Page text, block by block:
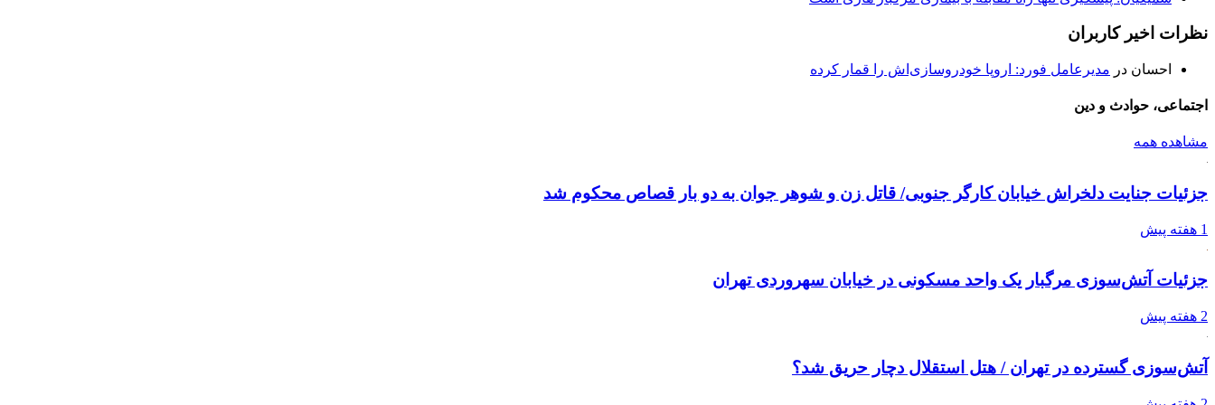
نظرات اخیر کاربران
احسان در مدیرعامل فورد: اروپا خودروسازی‌اش را قمار کرده
اجتماعی، حوادث و دین
مشاهده همه
جزئیات جنایت دلخراش خیابان کارگر جنوبی/ قاتل زن و شوهر جوان به دو بار قصاص محکوم شد
1 هفته پیش
جزئیات آتش‌سوزی مرگبار یک واحد مسکونی در خیابان سهروردی تهران
2 هفته پیش
آتش‌سوزی گسترده در تهران / هتل استقلال دچار حریق شد؟